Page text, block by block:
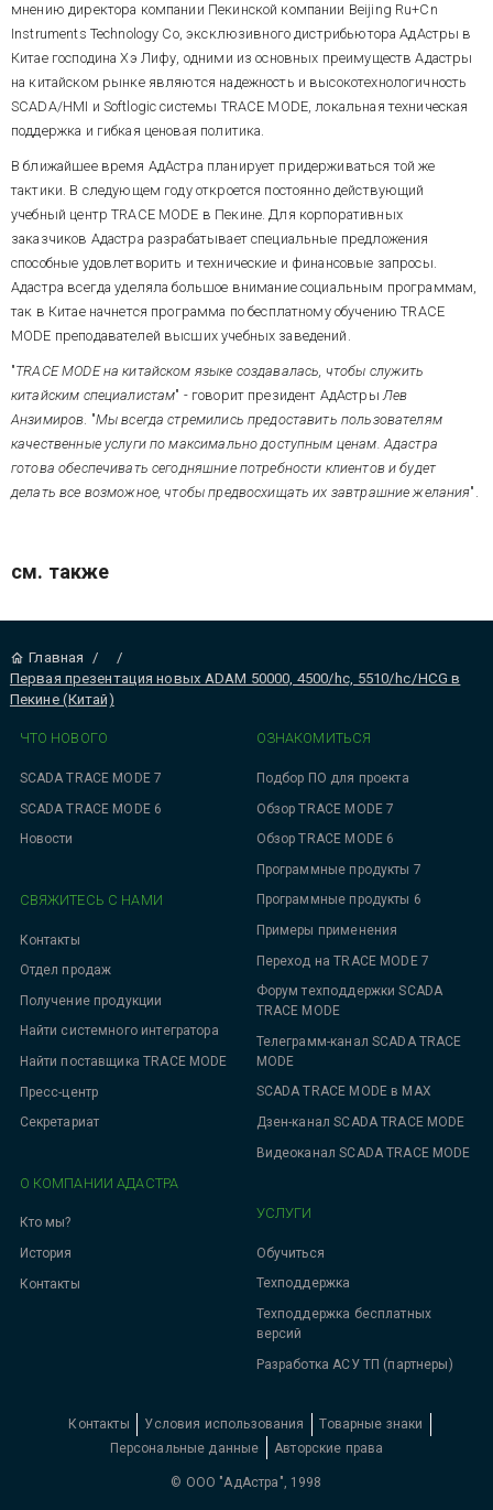
мнению директора компании Пекинской компании Beijing Ru+Cn
Instruments Technology Co, эксклюзивного дистрибьютора АдАстры в
Китае господина Хэ Лифу, одними из основных преимуществ Адастры
на китайском рынке являются надежность и высокотехнологичность
SCADA/HMI и Softlogic системы TRACE MODE, локальная техническая
поддержка и гибкая ценовая политика.
В ближайшее время АдАстра планирует придерживаться той же
тактики. В следующем году откроется постоянно действующий
учебный центр TRACE MODE в Пекине. Для корпоративных
заказчиков Адастра разрабатывает специальные предложения
способные удовлетворить и технические и финансовые запросы.
Адастра всегда уделяла большое внимание социальным программам,
так в Китае начнется программа по бесплатному обучению TRACE
MODE преподавателей высших учебных заведений.
"TRACE MODE на китайском языке создавалась, чтобы служить
китайским специалистам" - говорит президент АдАстрыЛев
Анзимиров. "Мы всегда стремились предоставить пользователям
качественные услуги по максимально доступным ценам. Адастра
готова обеспечивать сегодняшние потребности клиентов и будет
делать все возможное, чтобы предвосхищать их завтрашние желания".
см. также
Главная /
/
Первая презентация новых ADAM 50000, 4500/hc, 5510/hc/HCG в
Пекине (Китай)
ЧТО НОВОГО
SCADA TRACE MODE 7
SCADA TRACE MODE 6
Новости
ОЗНАКОМИТЬСЯ
Подбор ПО для проекта
Обзор TRACE MODE 7
Обзор TRACE MODE 6
Программные продукты 7
Программные продукты 6
Примеры применения
Переход на TRACE MODE 7
Форум техподдержки SCADA
TRACE MODE
Телеграмм-канал SCADA TRACE
MODE
SCADA TRACE MODE в MAX
Дзен-канал SCADA TRACE MODE
Видеоканал SCADA TRACE MODE
УСЛУГИ
Обучиться
Техподдержка
Техподдержка бесплатных
версий
Разработка АСУ ТП (партнеры)
СВЯЖИТЕСЬ С НАМИ
Контакты
Отдел продаж
Получение продукции
Найти системного интегратора
Найти поставщика TRACE MODE
Пресс-центр
Секретариат
О КОМПАНИИ АДАСТРА
Кто мы?
История
Контакты
Контакты Условия использования
Товарные знаки
Персональные данные
Авторские права
© ООО "АдАстра", 1998